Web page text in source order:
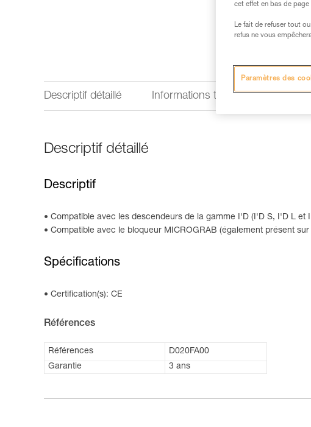
Descriptif détaillé Informations techniques
Descriptif détaillé
Descriptif
Compatible avec les descendeurs de la gamme I'D (I'D S, I'D L et
Compatible avec le bloqueur MICROGRAB (également présent
Spécifications
Certification(s): CE
Références
Références
D020FA00
Garantie
3 ans
cet effet en bas de page
Le fait de refuser tout
refus ne vous
Paramètres des